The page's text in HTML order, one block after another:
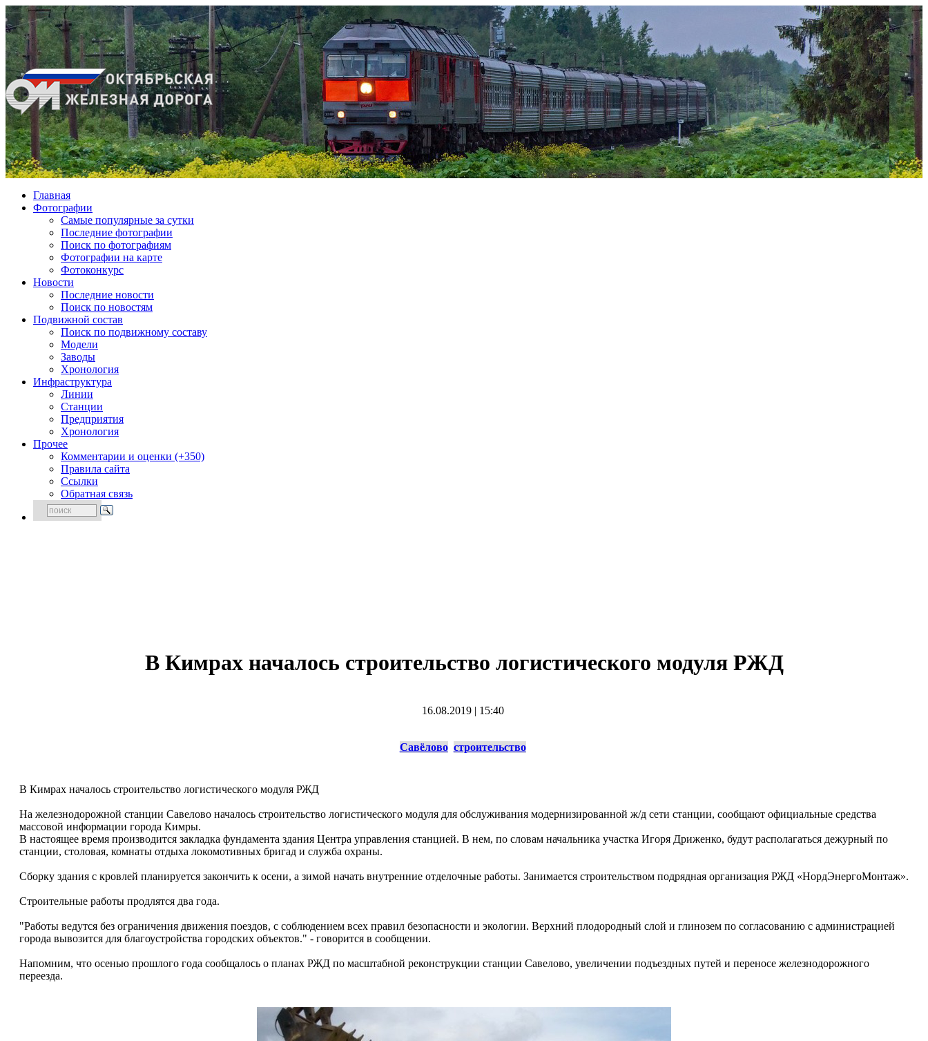
Главная
Фотографии
Cамые популярные за сутки
Последние фотографии
Поиск по фотографиям
Фотографии на карте
Фотоконкурс
Новости
Последние новости
Поиск по новостям
Подвижной состав
Поиск по подвижному составу
Модели
Заводы
Хронология
Инфраструктура
Линии
Станции
Предприятия
Хронология
Прочее
Комментарии и оценки (+350)
Правила сайта
Ссылки
Обратная связь
В Кимрах началось строительство логистического модуля РЖД
16.08.2019| 15:40
Савёлово строительство
В Кимрах началось строительство логистического модуля РЖД
На железнодорожной станции Савелово началось строительство логистического модуля для обслуживания модернизированной ж/д сети станции, сообщают официальные средства
массовой информации города Кимры.
В настоящее время производится закладка фундамента здания Центра управления станцией. В нем, по словам начальника участка Игоря Дриженко, будут располагаться дежурный по
станции, столовая, комнаты отдыха локомотивных бригад и служба охраны.
Сборку здания с кровлей планируется закончить к осени, а зимой начать внутренние отделочные работы. Занимается строительством подрядная организация РЖД «НордЭнергоМонтаж».
Строительные работы продлятся два года.
"Работы ведутся без ограничения движения поездов, с соблюдением всех правил безопасности и экологии. Верхний плодородный слой и глинозем по согласованию с администрацией
города вывозится для благоустройства городских объектов." - говорится в сообщении.
Напомним, что осенью прошлого года сообщалось о планах РЖД по масштабной реконструкции станции Савелово, увеличении подъездных путей и переносе железнодорожного
переезда.